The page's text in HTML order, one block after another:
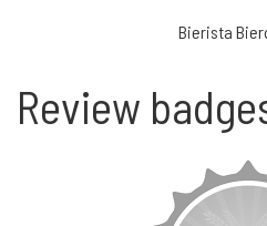
Bierista
Review